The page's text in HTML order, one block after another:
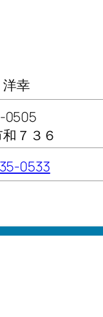
幸
0505
７３６
0533